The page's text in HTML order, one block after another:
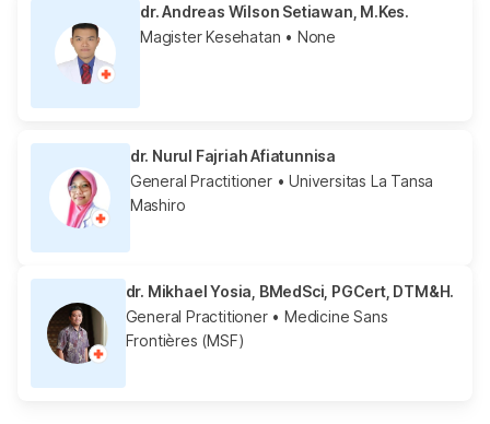
dr. Andreas Wilson Setiawan, M.Kes.
Magister Kesehatan • None
dr. Nurul Fajriah Afiatunnisa
General Practitioner• Universitas La Tansa
Mashiro
dr. Mikhael Yosia, BMedSci, PGCert, DTM&H.
General Practitioner• Medicine Sans
Frontières (MSF)